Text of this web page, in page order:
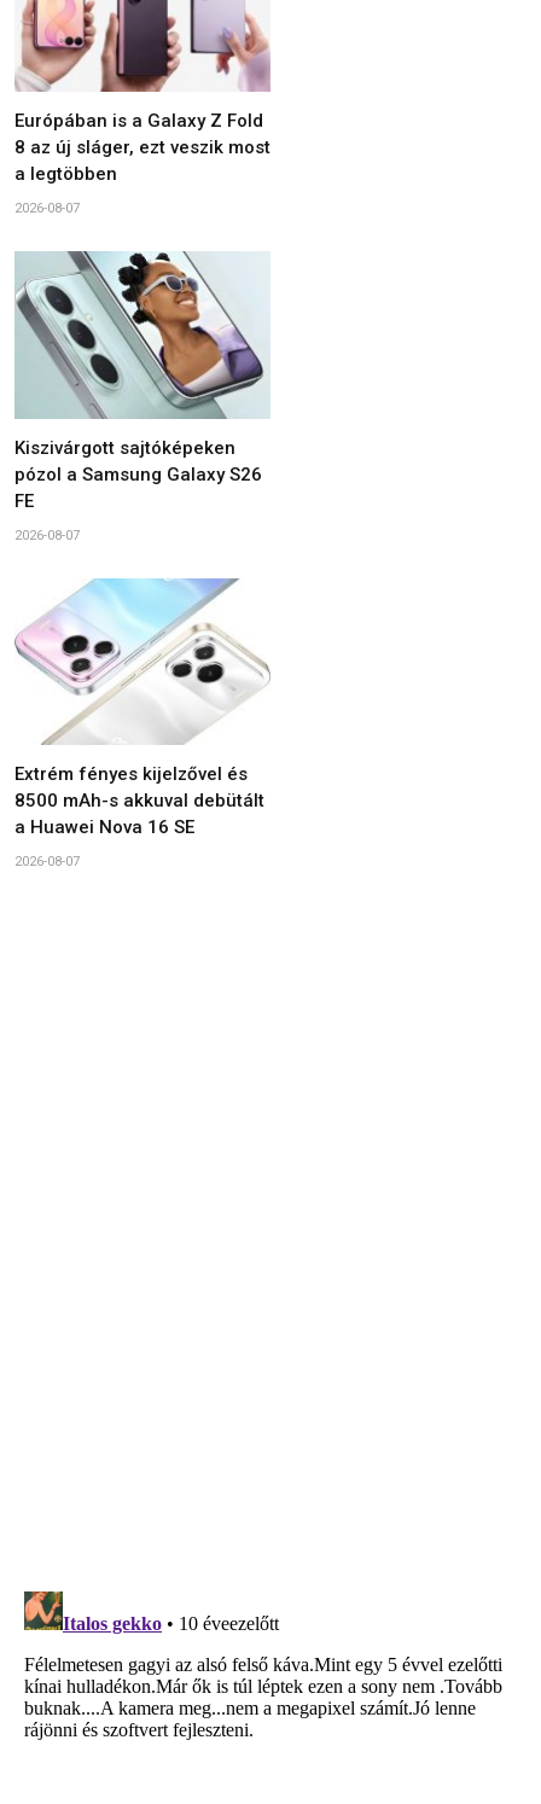
Európában is a Galaxy Z Fold
8 az új sláger, ezt veszik most
a legtöbben
2026-08-07
Kiszivárgott sajtóképeken
pózol a Samsung Galaxy S26
FE
2026-08-07
Extrém fényes kijelzővel és
8500 mAh-s akkuval debütált
a Huawei Nova 16 SE
2026-08-07